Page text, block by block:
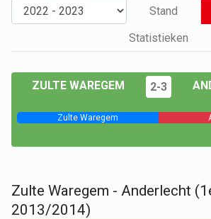
Stand
Statistieken
ZULTE WAREGEM 2-3
Zulte Waregem
Zulte Waregem - Anderlecht
2013/2014)